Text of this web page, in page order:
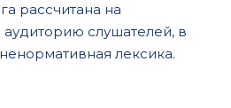
рассчитана на
слушателей, в
лексика.